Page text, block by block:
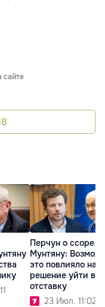
сайте
Перчун о ссоре с
Мунтяну:
это повлияло на
решение уйти в
отставку
23 Июл. 11:02